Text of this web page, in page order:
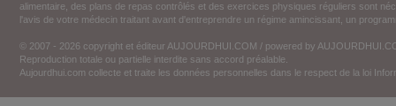
alimentaire, des plans de repas contrôlés et des exercices physiques réguliers sont
l'avis de votre médecin traitant avant d'entreprendre un régime amincissant, un
© 2007 - 2026 copyright et éditeur AUJOURDHUI.COM / powered by
Reproduction totale ou partielle interdite sans accord préalable.
Aujourdhui.com collecte et traite les données personnelles dans le respect de la loi